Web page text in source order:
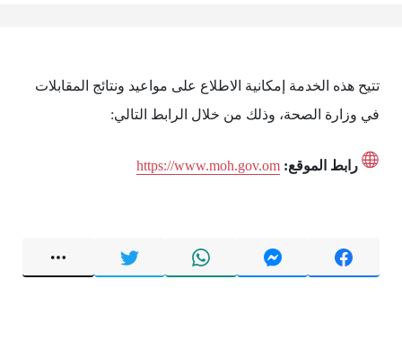
تتيح هذه الخدمة إمكانية الاطلاع على مواعيد ونتائج المقابلات
في وزارة الصحة، وذلك من خلال الرابط التالي:
رابط الموقع: https://www.moh.gov.om